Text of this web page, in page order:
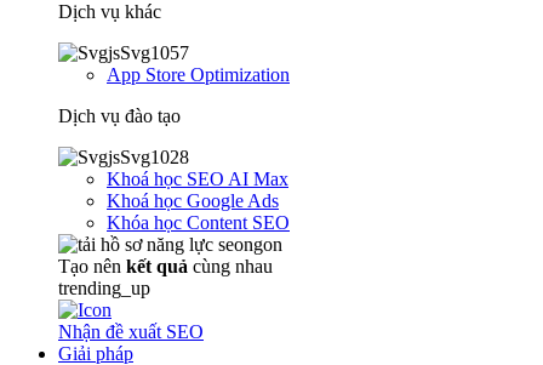
Dịch vụ khác
App Store Optimization
Dịch vụ đào tạo
Khoá học SEO AI Max
Khoá học Google Ads
Khóa học Content SEO
Tạo nên kết quả cùng nhau
trending_up
Nhận đề xuất SEO
Giải pháp